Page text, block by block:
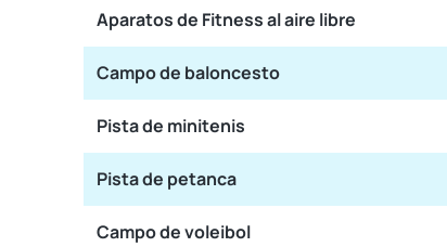
Aparatos de Fitness al aire libre
Campo de baloncesto
Pista de minitenis
Pista de petanca
Campo de voleibol